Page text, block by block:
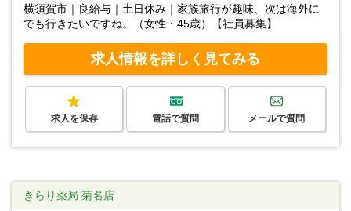
横須賀市｜良給与｜土日休み｜家族旅行が趣味、次は海外に
でも行きたいですね。（女性・45歳）【社員募集】
求人情報を詳しく見てみる
求人を保存 電話で質問 メールで質問
きらり薬局 菊名店